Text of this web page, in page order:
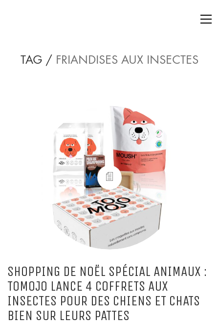
TAG / FRIANDISES AUX INSECTES
SHOPPING DE NOËL SPÉCIAL ANIMAUX :
TOMOJO LANCE 4 COFFRETS AUX
INSECTES POUR DES CHIENS ET CHATS
BIEN SUR LEURS PATTES